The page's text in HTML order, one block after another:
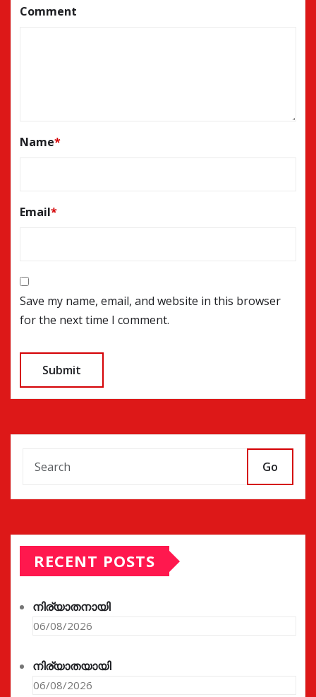
Comment
Name*
Email*
Save my name, email, and website in this browser
for the next time I comment.
Go
RECENT POSTS
നിര്യാതനായി
06/08/2026
നിര്യാതയായി
06/08/2026